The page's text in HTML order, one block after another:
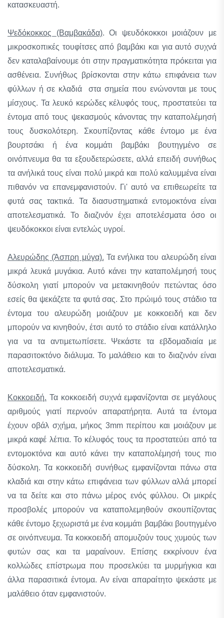
κατασκευαστή.
Ψεδόκοκκος (Βαμβακάδα). Οι ψευδόκοκκοι μοιάζουν με
μικροσκοπικές τουφίτσες από βαμβάκι και για αυτό συχνά
δεν καταλαβαίνουμε ότι στην πραγματικότητα πρόκειται για
ασθένεια. Συνήθως βρίσκονται στην κάτω επιφάνεια των
φύλλων ή σε κλαδιά στα σημεία που ενώνονται με τους
μίσχους. Τα λευκό κερώδες κέλυφός τους, προστατεύει τα
έντομα από τους ψεκασμούς κάνοντας την καταπολέμησή
τους δυσκολότερη. Σκουπίζοντας κάθε έντομο με ένα
βουρτσάκι ή ένα κομμάτι βαμβάκι βουτηγμένο σε
οινόπνευμα θα τα εξουδετερώσετε, αλλά επειδή συνήθως
τα ανήλικά τους είναι πολύ μικρά και πολύ καλυμμένα είναι
πιθανόν να επανεμφανιστούν. Γι' αυτό να επιθεωρείτε τα
φυτά σας τακτικά. Τα διασυστηματικά εντομοκτόνα είναι
αποτελεσματικά. Το διαζινόν έχει αποτελέσματα όσο οι
ψευδόκοκκοι είναι εντελώς υγροί.
Αλευρώδης (Άσπρη μύγα). Τα ενήλικα του αλευρώδη είναι
μικρά λευκά μυγάκια. Αυτό κάνει την καταπολέμησή τους
δύσκολη γιατί μπορούν να μετακινηθούν πετώντας όσο
εσείς θα ψεκάζετε τα φυτά σας. Στο πρώιμό τους στάδιο τα
έντομα του αλευρώδη μοιάζουν με κοκκοειδή και δεν
μπορούν να κινηθούν, έτσι αυτό το στάδιο είναι κατάλληλο
για να τα αντιμετωπίσετε. Ψεκάστε τα εβδομαδιαία με
παρασιτοκτόνο διάλυμα. Το μαλάθειο και το διαζινόν είναι
αποτελεσματικά.
Κοκκοειδή. Τα κοκκοειδή συχνά εμφανίζονται σε μεγάλους
αριθμούς γιατί περνούν απαρατήρητα. Αυτά τα έντομα
έχουν οβάλ σχήμα, μήκος 3mm περίπου και μοιάζουν με
μικρά καφέ λέπια. Το κέλυφός τους τα προστατεύει από τα
εντομοκτόνα και αυτό κάνει την καταπολέμησή τους πιο
δύσκολη. Τα κοκκοειδή συνήθως εμφανίζονται πάνω στα
κλαδιά και στην κάτω επιφάνεια των φύλλων αλλά μπορεί
να τα δείτε και στο πάνω μέρος ενός φύλλου. Οι μικρές
προσβολές μπορούν να καταπολεμηθούν σκουπίζοντας
κάθε έντομο ξεχωριστά με ένα κομμάτι βαμβάκι βουτηγμένο
σε οινόπνευμα. Τα κοκκοειδή απομυζούν τους χυμούς των
φυτών σας και τα μαραίνουν. Επίσης εκκρίνουν ένα
κολλώδες επίστρωμα που προσελκύει τα μυρμήγκια και
άλλα παρασιτικά έντομα. Αν είναι απαραίτητο ψεκάστε με
μαλάθειο όταν εμφανιστούν.